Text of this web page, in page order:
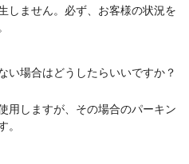
しません。必ず、お客様の状況を
い場合はどうしたらいいですか？
用しますが、その場合のパーキン